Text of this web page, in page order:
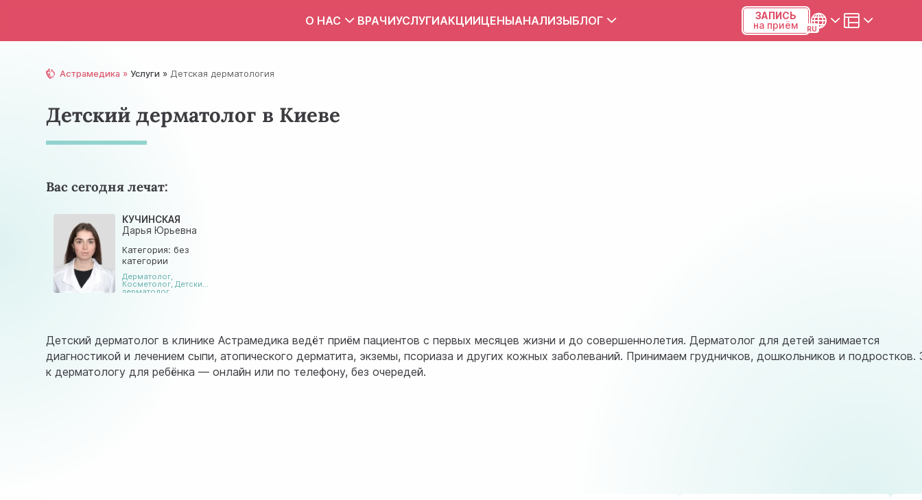
О НАС ВРАЧИУСЛУГИАКЦИИЦЕНЫАНАЛИЗЫБЛОГ
ЗАПИСЬ
на приём
Астрамедика Услуги Детская дерматология
Детский дерматолог в Киеве
Вас сегодня лечат:
КУЧИНСКАЯ
Дарья Юрьевна
Категория: без
категории
Дерматолог,
Косметолог,Детский
дерматолог
Детский дерматолог в клинике Астрамедика ведёт приём пациентов с первых месяцев жизни и до совершеннолетия. Дерматолог для детей занимается
диагностикой и лечением сыпи, атопического дерматита, экземы, псориаза и других кожных заболеваний. Принимаем грудничков, дошкольников и подростков.
к дерматологу для ребёнка — онлайн или по телефону, без очередей.